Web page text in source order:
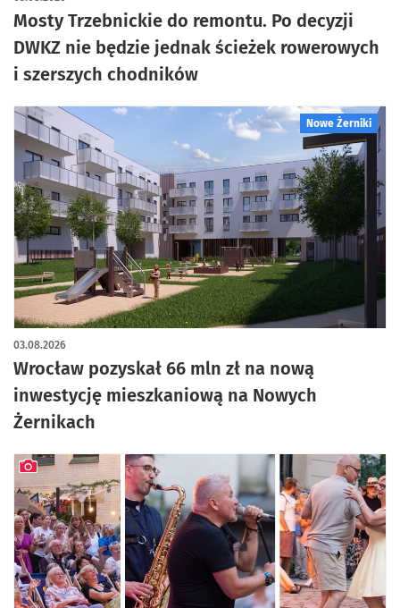
Mosty Trzebnickie do remontu. Po decyzji
DWKZ nie będzie jednak ścieżek rowerowych
i szerszych chodników
Nowe Żerniki
Wrocław pozyskał 66 mln zł na nową
inwestycję mieszkaniową na Nowych
Żernikach
03.08.2026